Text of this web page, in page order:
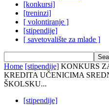
[konkursi]
[treninzi]
[ volontiranje ]
[stipendije]
[ savetovalište za mlade ]
Home [stipendije] KONKURS
KREDITA UČENICIMA
ŠKOLSKU...
[stipendije]